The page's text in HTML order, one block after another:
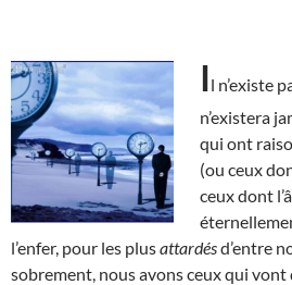
Il n’existe
n’existera
qui ont
(ou ceux
ceux dont
l’enfer, pour les plusattardésd’entre
sobrement, nous avons ceux qui vont